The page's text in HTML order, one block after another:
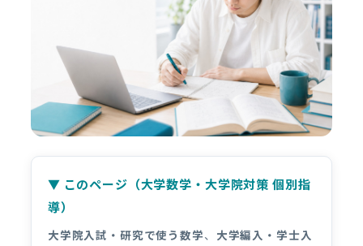
▼ このページ（大学数学・大学院対策 個別指
導）
大学院入試・研究で使う数学、 大学編入・学士入